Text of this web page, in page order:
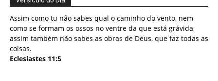
Assim como tu não sabes qual o caminho do vento, nem
como se formam os ossos no ventre da que está grávida,
assim também não sabes as obras de Deus, que faz todas as
coisas.
Eclesiastes 11:5